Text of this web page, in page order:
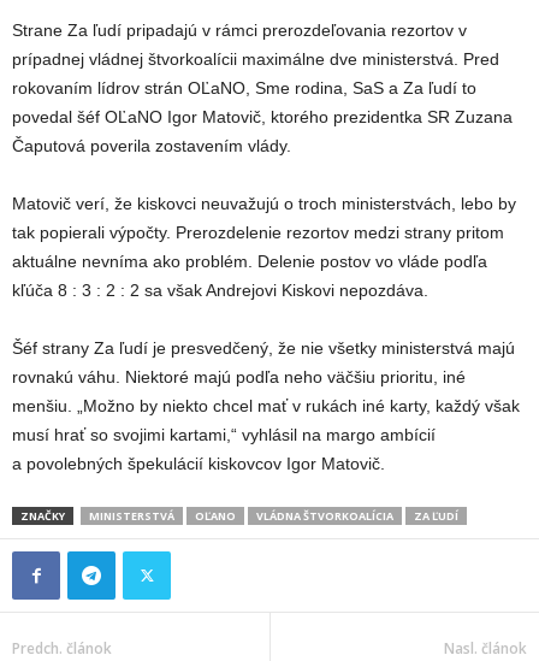
Strane Za ľudí pripadajú v rámci prerozdeľovania rezortov v
prípadnej vládnej štvorkoalícii maximálne dve ministerstvá. Pred
rokovaním lídrov strán OĽaNO, Sme rodina, SaS a Za ľudí to
povedal šéf OĽaNO Igor Matovič, ktorého prezidentka SR Zuzana
Čaputová poverila zostavením vlády.
Matovič verí, že kiskovci neuvažujú o troch ministerstvách, lebo by
tak popierali výpočty. Prerozdelenie rezortov medzi strany pritom
aktuálne nevníma ako problém. Delenie postov vo vláde podľa
kľúča 8 : 3 : 2 : 2 sa však Andrejovi Kiskovi nepozdáva.
Šéf strany Za ľudí je presvedčený, že nie všetky ministerstvá majú
rovnakú váhu. Niektoré majú podľa neho väčšiu prioritu, iné
menšiu. „Možno by niekto chcel mať v rukách iné karty, každý však
musí hrať so svojimi kartami,“ vyhlásil na margo ambícií
a povolebných špekulácií kiskovcov Igor Matovič.
ZNAČKY MINISTERSTVÁ OĽANO VLÁDNA ŠTVORKOALÍCIA ZA ĽUDÍ
Predch. článok Nasl. článok